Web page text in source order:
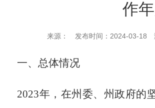
作
来源： 发布时间：2024-03-18
一、总体情况
2023年，在州 委、 州政府的